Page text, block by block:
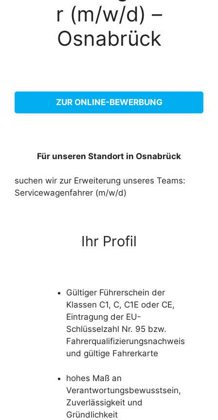
r (m/w/d) –
Osnabrück
ZUR ONLINE-BEWERBUNG
Für unseren Standort in Osnabrück
suchen wir zur Erweiterung unseres Teams:
Servicewagenfahrer (m/w/d)
Ihr Profil
Gültiger Führerschein der
Klassen C1, C, C1E oder CE,
Eintragung der EU-
Schlüsselzahl Nr. 95 bzw.
Fahrerqualifizierungsnachweis
und gültige Fahrerkarte
hohes Maß an
Verantwortungsbewusstsein,
Zuverlässigkeit und
Gründlichkeit